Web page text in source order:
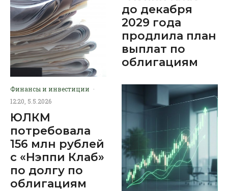
Финансы и инвестиции ·
12:20, 5.5.2026
ЮЛКМ
потребовала
156 млн рублей
с «Нэппи Клаб»
по долгу по
облигациям
до декабря
2029 года
продлила план
выплат по
облигациям